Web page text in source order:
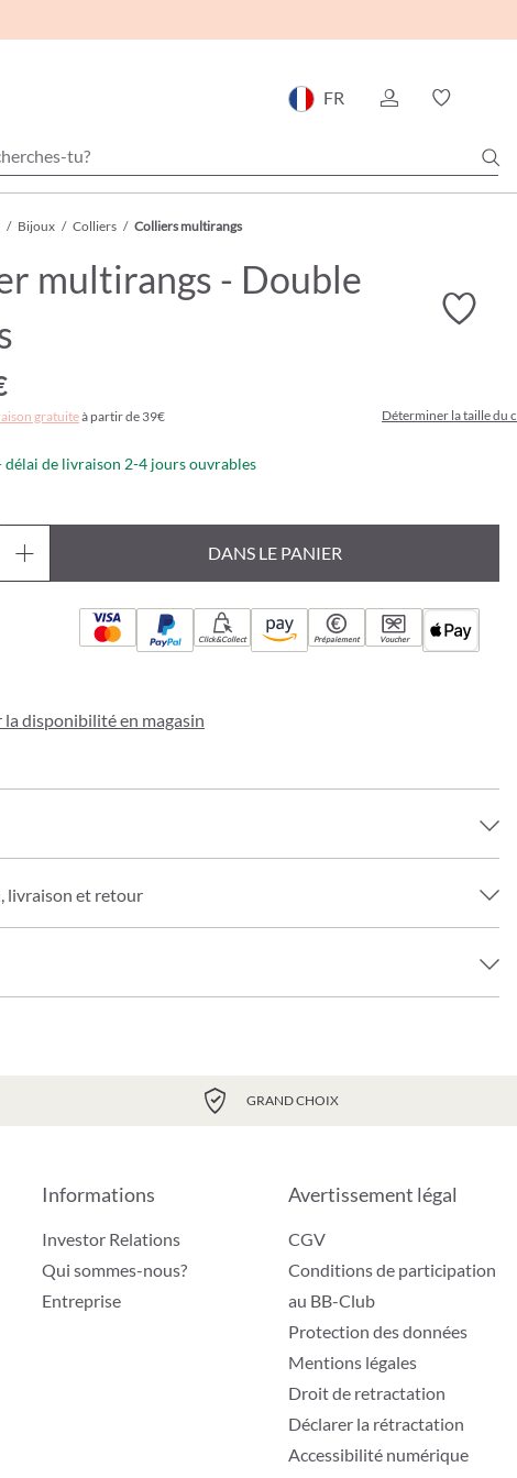
FR
/ Bijoux / Colliers / Colliers multirangs
multirangs - Double
gratuiteà partir de 39€ Déterminer la taille du
délai de livraison 2-4 jours ouvrables
DANS LE PANIER
Click&Collect Prépaiement Voucher
la disponibilité en magasin
livraison et retour
GRAND CHOIX
Informations
Investor Relations
Qui sommes-nous?
Entreprise
Avertissement légal
CGV
Conditions de participation
au BB-Club
Protection des données
Mentions légales
Droit de retractation
Déclarer la rétractation
Accessibilité numérique